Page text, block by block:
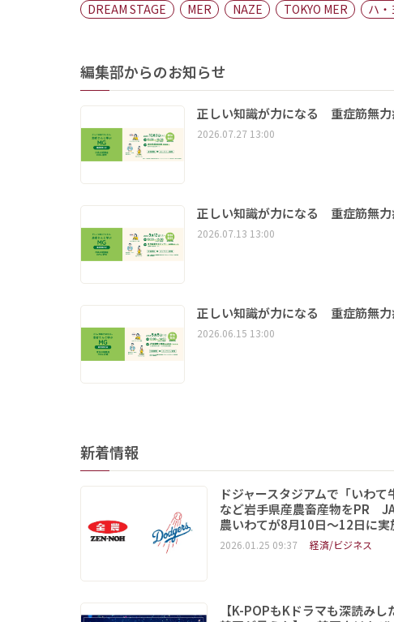
DREAM STAGE MER NAZE TOKYO MER ハ・
編集部からのお知らせ
正しい知識が力になる 重症筋無
2026.07.27 13:00
正しい知識が力になる 重症筋無
2026.07.13 13:00
正しい知識が力になる 重症筋無
2026.06.15 13:00
新着情報
ドジャースタジアムで「いわて
など岩手県産農畜産物をPR
農いわてが8月10日～12日に実
2026.01.25 09:37 経済/ビジネス
【K-POPもKドラマも深読みし